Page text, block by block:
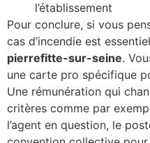
l’établissement
Pour conclure, si vous
cas d’incendie est
pierrefitte-sur-seine.
une carte pro spécifique
Une rémunération qui
critères comme par
l’agent en question, le